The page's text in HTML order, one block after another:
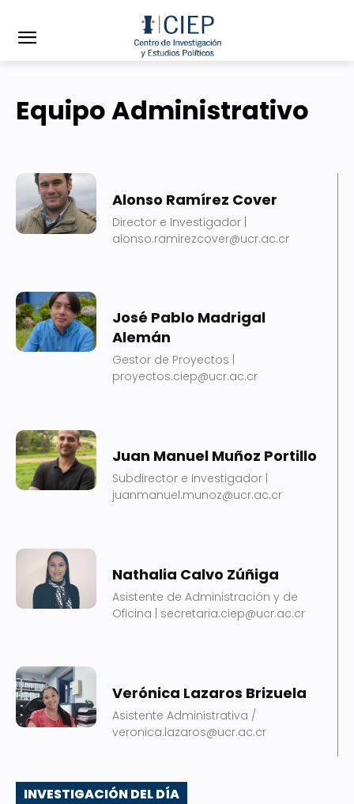
Equipo Administrativo
Alonso Ramírez Cover
Director e Investigador |
alonso.ramirezcover@ucr.ac.cr
José Pablo Madrigal
Alemán
Gestor de Proyectos |
proyectos.ciep@ucr.ac.cr
Juan Manuel Muñoz Portillo
Subdirector e Investigador |
juanmanuel.munoz@ucr.ac.cr
Nathalia Calvo Zúñiga
Asistente de Administración y de
Oficina | secretaria.ciep@ucr.ac.cr
Verónica Lazaros Brizuela
Asistente Administrativa /
veronica.lazaros@ucr.ac.cr
INVESTIGACIÓN DEL DÍA